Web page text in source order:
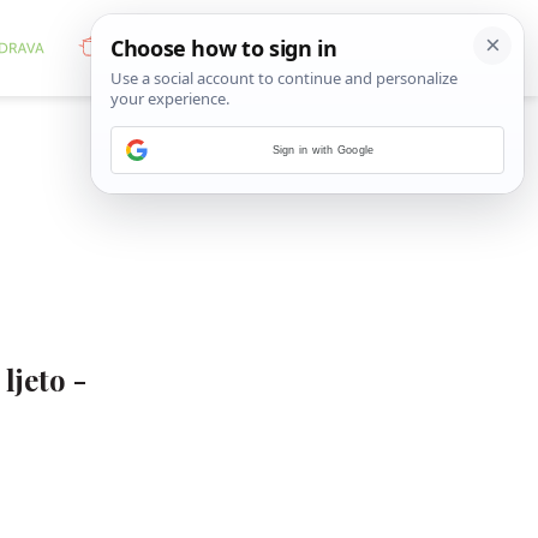
ljeto -
Sign in with Google